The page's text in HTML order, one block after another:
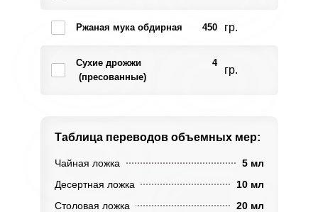
Ржаная мука обдирная 450 гр.
Сухие дрожжи
(пресованные)
4
гр.
Таблица переводов объемных мер:
Чайная ложка
5 мл
Десертная ложка
10 мл
Столовая ложка
20 мл